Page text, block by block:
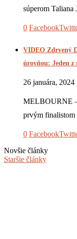
súperom
0 Facebook
VIDEO Zdrvený
úrovňou: Jeden z
26 januára, 2024
MELBOURNE –
prvým
0 Facebook
Novšie články
Staršie články